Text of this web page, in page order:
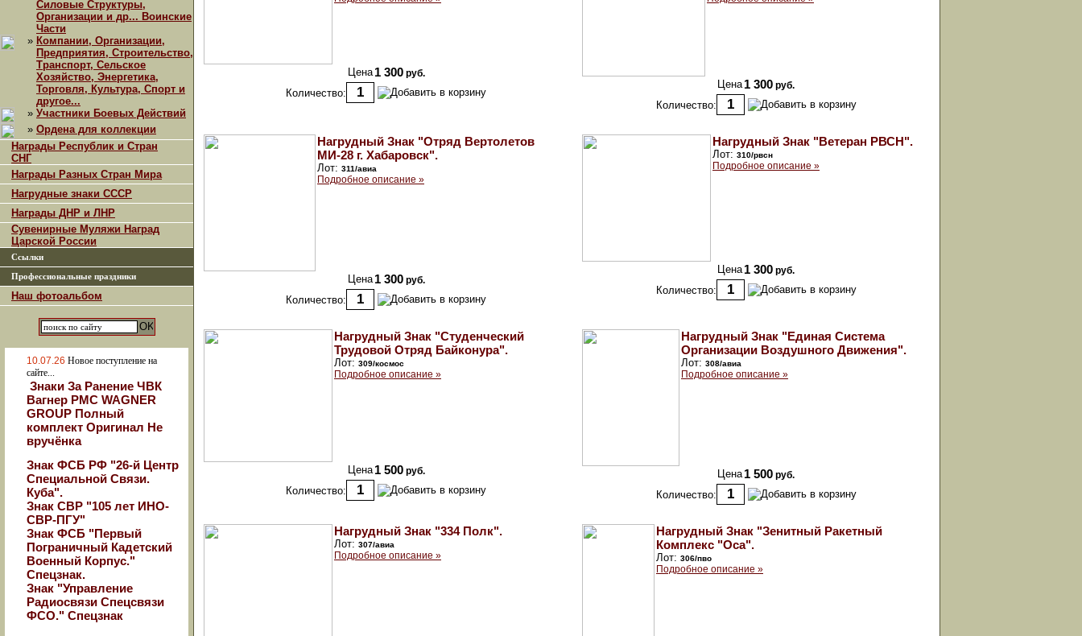
Силовые Структуры,
Организации и др... Воинские
Части
» Компании, Организации,
Предприятия, Строительство,
Транспорт, Сельское
Хозяйство, Энергетика,
Торговля, Культура, Спорт и
другое...
» Участники Боевых Действий
» Ордена для коллекции
Награды Республик и Стран
СНГ
Награды Разных Стран Мира
Нагрудные знаки СССР
Награды ДНР и ЛНР
Сувенирные Муляжи Наград
Царской России
Ссылки
Профессиональные праздники
Наш фотоальбом
10.07.26 Новое поступление на
сайте...
Знаки За Ранение ЧВК
Вагнер РМС WAGNER
GROUP Полный
комплект Оригинал Не
вручёнка
Знак ФСБ РФ "26-й Центр
Специальной Связи.
Куба".
Знак СВР "105 лет ИНО-
СВР-ПГУ"
Знак ФСБ "Первый
Пограничный Кадетский
Военный Корпус."
Спецзнак.
Знак "Управление
Радиосвязи Спецсвязи
ФСО." Спецзнак
Цена 1 300 руб.
Количество:
Цена 1 300 руб.
Количество:
Нагрудный Знак "Отряд Вертолетов
МИ-28 г. Хабаровск".
Лот: 311/авиа
Подробное описание »
Цена 1 300 руб.
Количество:
Нагрудный Знак "Ветеран РВСН".
Лот: 310/рвсн
Подробное описание »
Цена 1 300 руб.
Количество:
Нагрудный Знак "Студенческий
Трудовой Отряд Байконура".
Лот: 309/космос
Подробное описание »
Цена 1 500 руб.
Количество:
Нагрудный Знак "Единая Система
Организации Воздушного Движения".
Лот: 308/авиа
Подробное описание »
Цена 1 500 руб.
Количество:
Нагрудный Знак "334 Полк".
Лот: 307/авиа
Подробное описание »
Нагрудный Знак "Зенитный Ракетный
Комплекс "Оса".
Лот: 306/пво
Подробное описание »